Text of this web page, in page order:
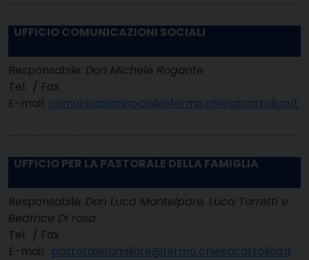
UFFICIO COMUNICAZIONI SOCIALI
Responsabile: Don Michele Rogante
Tel. / Fax
E-mail: comunicazionisociali@fermo.chiesacattolica.it
UFFICIO PER LA PASTORALE DELLA FAMIGLIA
Responsabile: Don Luca Montelpare, Luca Torretti e
Beatrice Di rosa
Tel. / Fax
E-mail: pastoralefamiliare@fermo.chiesacattolica.it